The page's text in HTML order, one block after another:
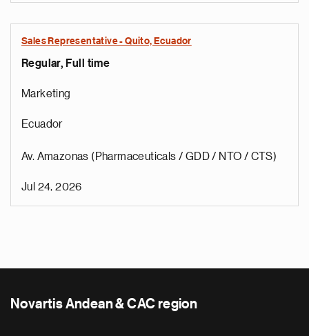
Sales Representative - Quito, Ecuador
Regular, Full time
Marketing
Ecuador
Av. Amazonas (Pharmaceuticals / GDD / NTO / CTS)
Jul 24, 2026
Novartis Andean & CAC region